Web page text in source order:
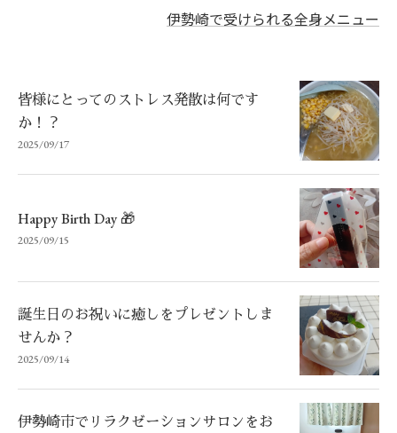
伊勢崎で受けられる全身メニュー
皆様にとってのストレス発散は何です
か！？
2025/09/17
Happy Birth Day 🎁
2025/09/15
誕生日のお祝いに癒しをプレゼントしま
せんか？
2025/09/14
伊勢崎市でリラクゼーションサロンをお